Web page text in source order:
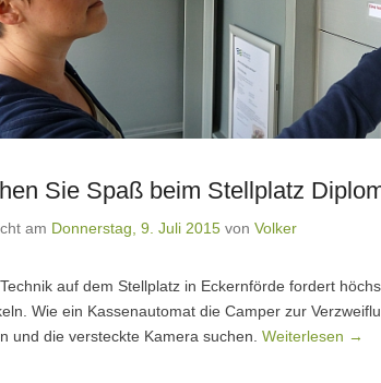
Sie Spaß beim Stellplatz
am Donnerstag, 9. Juli 2015 von Volker
auf dem Stellplatz in Eckernförde fordert
Wie ein Kassenautomat die Camper zur
und die versteckte Kamera suchen. Weiterlesen →